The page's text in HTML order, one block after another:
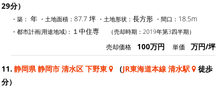
29分）
・築： 年 ・土地面積： 87.7 坪 ・土地形状： 長方形 ・間口： 18.5m
・都市計画(用途地域)： １中住専 （売却時期：2019年第3四半期）
売却価格 100万円 単価 万円/坪
11. 静岡県 静岡市 清水区 下野東 （JR東海道本線 清水駅
徒歩
分）